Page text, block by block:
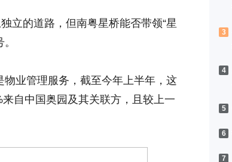
3
4
5
6
7
立的道路，但南粤星桥能否带领“星
业管理服务，截至今年上半年，这
自中国奥园及其关联方，且较上一